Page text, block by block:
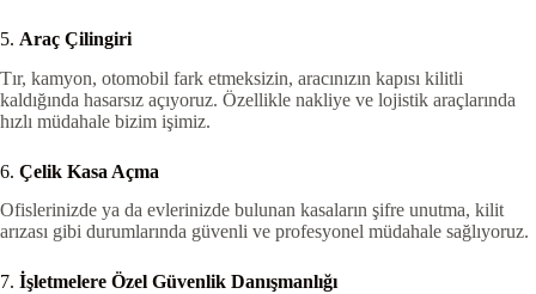
5. Araç Çilingiri
Tır, kamyon, otomobil fark etmeksizin, aracınızın kapısı kilitli
kaldığında hasarsız açıyoruz. Özellikle nakliye ve lojistik araçlarında
hızlı müdahale bizim işimiz.
6. Çelik Kasa Açma
Ofislerinizde ya da evlerinizde bulunan kasaların şifre unutma, kilit
arızası gibi durumlarında güvenli ve profesyonel müdahale sağlıyoruz.
7. İşletmelere Özel Güvenlik Danışmanlığı